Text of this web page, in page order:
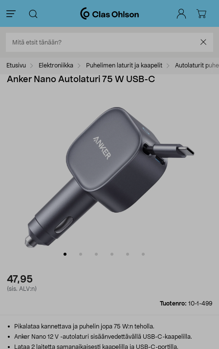
Etusivu Elektroniikka Puhelimen laturit ja kaapelit Autolaturit
Anker Nano Autolaturi 75 W USB-C
47,95
(sis. ALV:n)
Tuotenro: 10-1-499
Pikalataa kannettava ja puhelin jopa 75 W:n teholla.
Anker Nano 12 V -autolaturi sisäänvedettävällä USB-C-kaapelilla.
Lataa 2 laitetta samanaikaisesti kaapelilla ja USB-C-portilla.